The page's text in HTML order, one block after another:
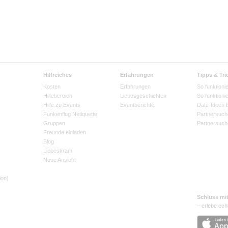
Hilfreiches
Kosten
Hilfebereich
Hilfe zu Events
Funkenflug Netiquette
Gruppen
Freunde einladen
Blog
Liebeskram
Neue Ansicht
Erfahrungen
Erfahrungen
Liebesgeschichten
Eventberichte
Tipps &
So
So
Date-Ideen
Schluss
– erlebe